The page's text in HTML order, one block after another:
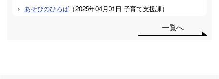
あそびのひろば （2025年04月01日 子育て支援課）
一覧へ